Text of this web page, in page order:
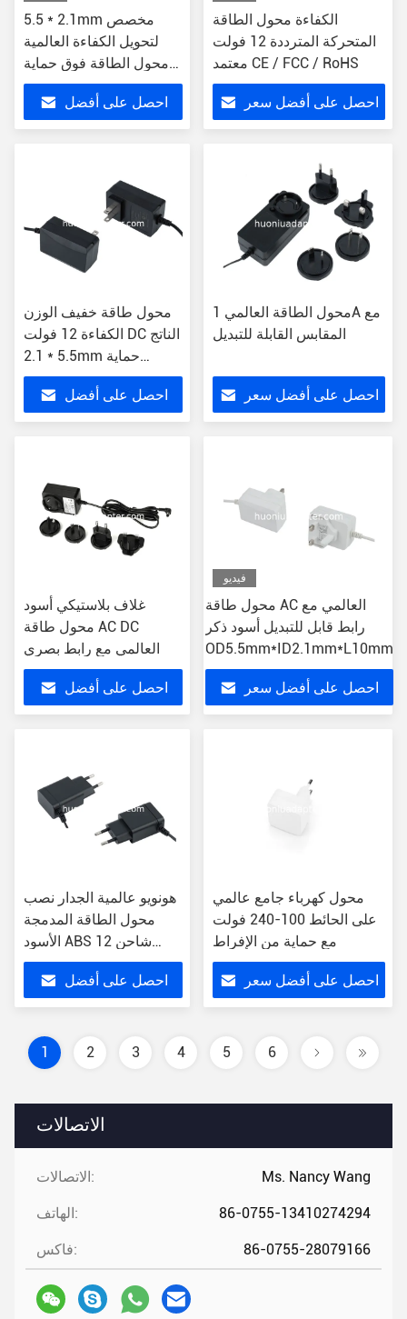
الاتصالات
الاتصالات: Ms. Nancy Wang
الهاتف: 86-0755-13410274294
فاكس: 86-0755-28079166
5.5 * 2.1mm مخصص
لتحويل الكفاءة العالمية
محول الطاقة فوق حماية
الجهد 12 فولت DC US /
EU / UK / AU
احصل على أفضل
الكفاءة محول الطاقة
المتحركة المترددة 12 فولت
معتمد CE / FCC / RoHS
احصل على أفضل سعر
محول طاقة خفيف الوزن
الكفاءة 12 فولت DC الناتج
5.5 * 2.1mm حماية
الحامل من الإفراط
احصل على أفضل
محول الطاقة العالمي 1A مع
المقابس القابلة للتبديل
احصل على أفضل سعر
غلاف بلاستيكي أسود
محول طاقة AC DC
العالمي مع رابط بصري
احصل على أفضل
فيديو
محول طاقة AC العالمي مع
رابط قابل للتبديل أسود ذكر
OD5.5mm*ID2.1mm*L10mm
احصل على أفضل سعر
هونويو عالمية الجدار نصب
محول الطاقة المدمجة
الأسود ABS شاحن 12
فولت 1.5m كفاءة السلك
احصل على أفضل
محول كهرباء جامع عالمي
على الحائط 100-240 فولت
مع حماية من الإفراط
احصل على أفضل سعر
1 2 3 4 5 6